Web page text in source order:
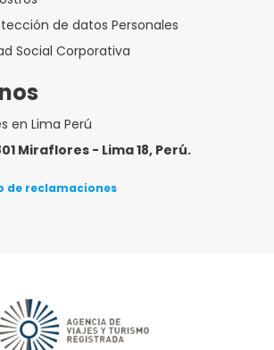
de datos Personales
Social Corporativa
en Lima Perú
Miraflores - Lima 18, Perú.
de reclamaciones